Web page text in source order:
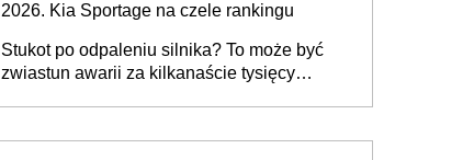
2026. Kia Sportage na czele rankingu
Stukot po odpaleniu silnika? To może być
zwiastun awarii za kilkanaście tysięcy